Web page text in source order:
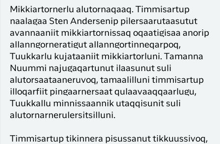
Mikkiartornerlu alutornaqaaq. Timmisartup
naalagaa Sten Andersenip pilersaarutaasutut
avannaaniit mikkiartornissaq oqaatigisaa anorip
allanngorneratigut allanngortinneqarpoq,
Tuukkarlu kujataaniit mikkiartorluni. Tamanna
Nuummi najugaqartunut ilaasunut suli
alutorsaataaneruvoq, tamaalilluni timmisartup
illoqarfiit pingaarnersaat qulaavaaqqaarlugu,
Tuukkallu minnissaannik utaqqisunit suli
alutornarnerulersitsilluni.
Timmisartup tikinnera pisussanut tikkuussivoq,